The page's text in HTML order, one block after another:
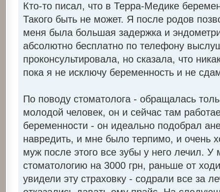
Кто-то писал, что в Терра-Медике
Такого быть не может. Я после родов
меня была большая задержка и
абсолютно бесплатно по телефону
проконсультировала, но сказала, что
пока я не исключу беременность и не
По поводу стоматолога - обращалась
молодой человек, он и сейчас там
беременности - он идеально подобрал
навредить, и мне было терпимо, и очень
муж после этого все зубы у него лечил. У
стоматологию на 3000 грн, раньше от
увидели эту страховку - содрали все за